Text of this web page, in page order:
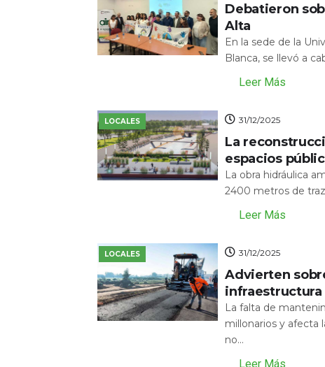
Debatieron
Alta
En la sede de la
Blanca, se llevó a
Leer Más
LOCALES 31/12/2025
La
espacios
La obra hidráulica
2400 metros de
Leer Más
LOCALES 31/12/2025
Advierten
infraestructura
La falta de
millonarios y afecta
no...
Leer Más